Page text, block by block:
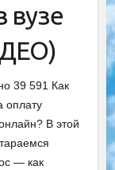
вузе
39 591 Как
оплату
В этой
— как